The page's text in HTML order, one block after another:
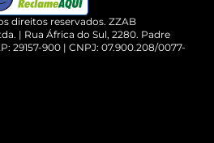
direitos reservados. ZZAB
| Rua África do Sul, 2280. Padre
29157-900 | CNPJ: 07.900.208/0077-